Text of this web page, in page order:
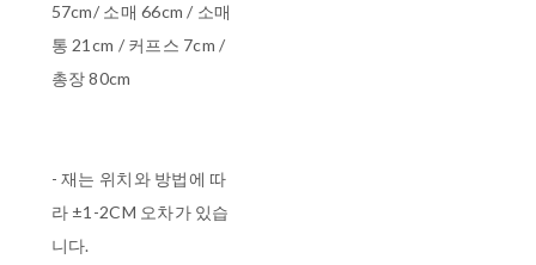
57cm/ 소매 66cm / 소매
통 21cm / 커프스 7cm /
총장 80cm
- 재는 위치와 방법에 따
라 ±1-2CM 오차가 있습
니다.